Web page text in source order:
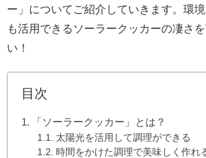
ー」についてご紹介していきます。環
も活用できるソーラークッカーの凄さ
い！
目次
「ソーラークッカー」とは？
太陽光を活用して調理ができる
時間をかけた調理で美味しく作れ